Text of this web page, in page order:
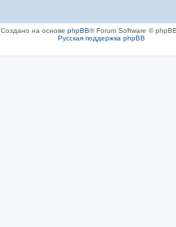
Создано на основе phpBB® Forum Software ©
Русская поддержка phpBB